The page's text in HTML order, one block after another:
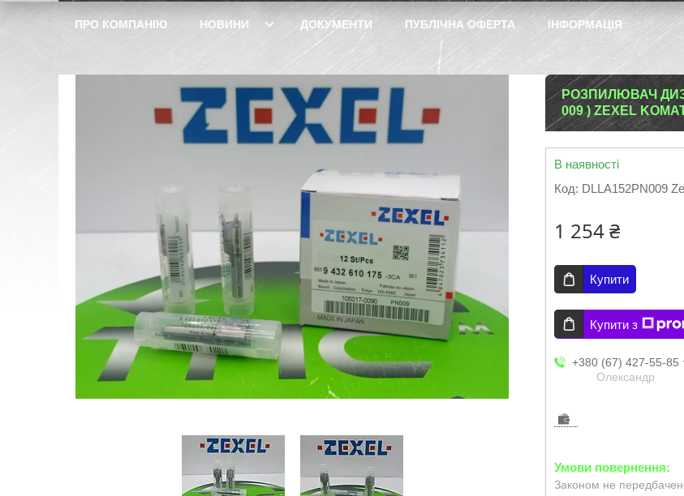
ПРО КОМПАНІЮ НОВИНИ ДОКУМЕНТИ ПУБЛІЧНА ОФЕРТА ІНФОРМАЦІЯ
РОЗПИЛЮВАЧ
009 ) ZEXEL
В наявності
Код: DLLA152PN009
1 254 ₴
Купити
Купити з
+380 (67) 427-55-85
Олександр
Законом не